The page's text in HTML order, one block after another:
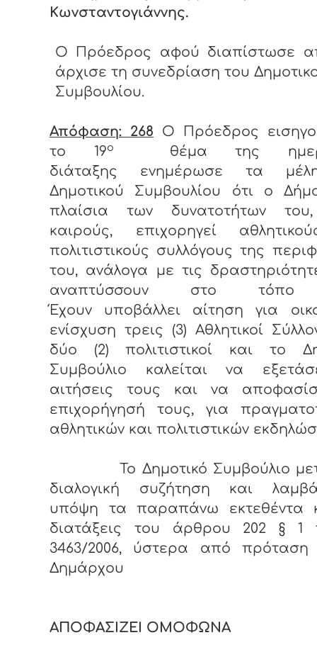
Κωνσταντογιάννης.
Ο Πρόεδρος αφού διαπίστωσε
άρχισε τη συνεδρίαση του
Συμβουλίου.
Απόφαση: 268
Ο Πρόεδρος
το 19ο
θέμα της
διάταξης ενημέρωσε τα
Δημοτικού Συμβουλίου ότι ο
πλαίσια των δυνατοτήτων
καιρούς, επιχορηγεί
πολιτιστικούς συλλόγους της
του, ανάλογα με τις
αναπτύσσουν στο τόπο
Έχουν υποβάλλει αίτηση για
ενίσχυση τρεις (3) Αθλητικοί
δύο (2) πολιτιστικοί και το
Συμβούλιο καλείται να
αιτήσεις τους και να
επιχορήγησή τους, για
αθλητικών και πολιτιστικών
Το Δημοτικό Συμβούλιο
διαλογική συζήτηση και
υπόψη τα παραπάνω εκτεθέντα
διατάξεις του άρθρου 202 § 1
3463/2006, ύστερα από πρόταση
Δημάρχου
ΑΠΟΦΑΣΙΖΕΙ ΟΜΟΦΩΝΑ